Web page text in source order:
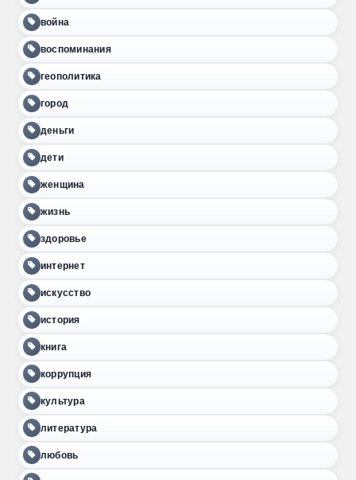
война
воспоминания
геополитика
город
деньги
дети
женщина
жизнь
здоровье
интернет
искусство
история
книга
коррупция
культура
литература
любовь